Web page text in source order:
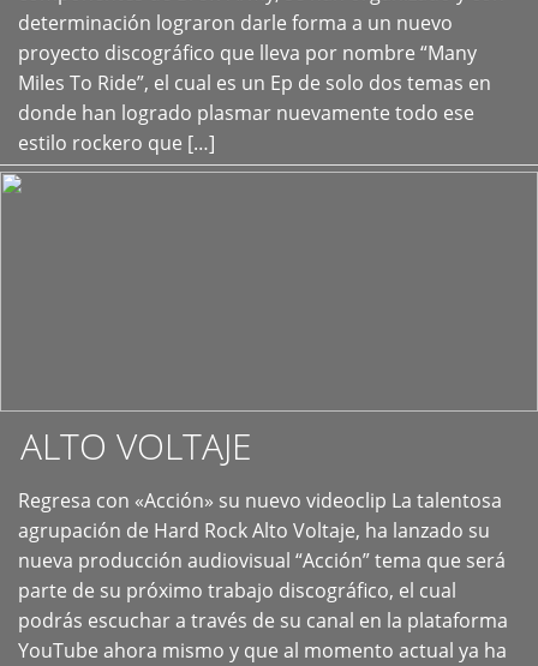
determinación lograron darle forma a un nuevo
proyecto discográfico que lleva por nombre “Many
Miles To Ride”, el cual es un Ep de solo dos temas en
donde han logrado plasmar nuevamente todo ese
estilo rockero que […]
+
ALTO VOLTAJE
Regresa con «Acción» su nuevo videoclip La talentosa
agrupación de Hard Rock Alto Voltaje, ha lanzado su
nueva producción audiovisual “Acción” tema que será
parte de su próximo trabajo discográfico, el cual
podrás escuchar a través de su canal en la plataforma
YouTube ahora mismo y que al momento actual ya ha
+